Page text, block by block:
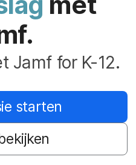
Jamf for K-12.
starten